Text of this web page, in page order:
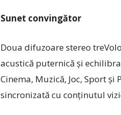
Sunet convingător
Doua difuzoare stereo
acustică puternică și
Cinema, Muzică, Joc, Sport
sincronizată cu conținutul